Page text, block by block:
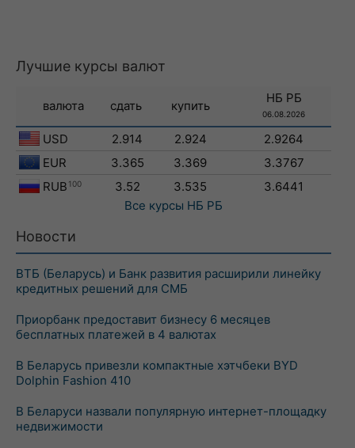
Лучшие курсы валют
валюта сдать купить
НБ РБ
06.08.2026
USD 2.914 2.924
2.9264
EUR
3.365 3.369
3.3767
RUB 100 3.52 3.535
3.6441
Все курсы НБ РБ
Новости
ВТБ (Беларусь) и Банк развития расширили линейку
кредитных решений для СМБ
Приорбанк предоставит бизнесу 6 месяцев
бесплатных платежей в 4 валютах
В Беларусь привезли компактные хэтчбеки BYD
Dolphin Fashion 410
В Беларуси назвали популярную интернет-площадку
недвижимости